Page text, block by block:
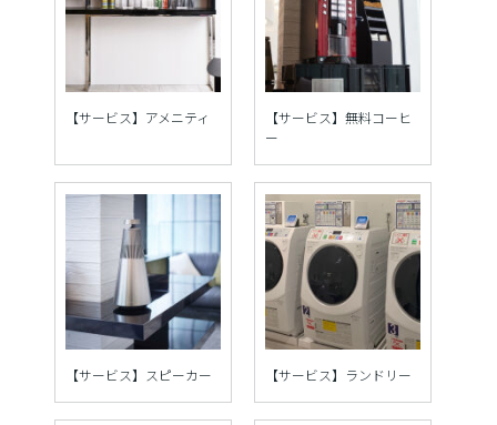
【サービス】アメニティ
【サービス】無料コーヒ
ー
【サービス】スピーカー 【サービス】ランドリー